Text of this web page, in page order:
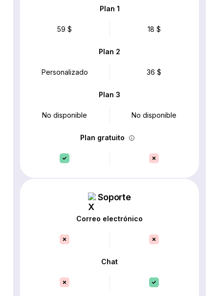
Plan 1
59 $ 18 $
Plan 2
Personalizado 36 $
Plan 3
No disponible No disponible
Plan gratuito
Soporte
Correo electrónico
Chat